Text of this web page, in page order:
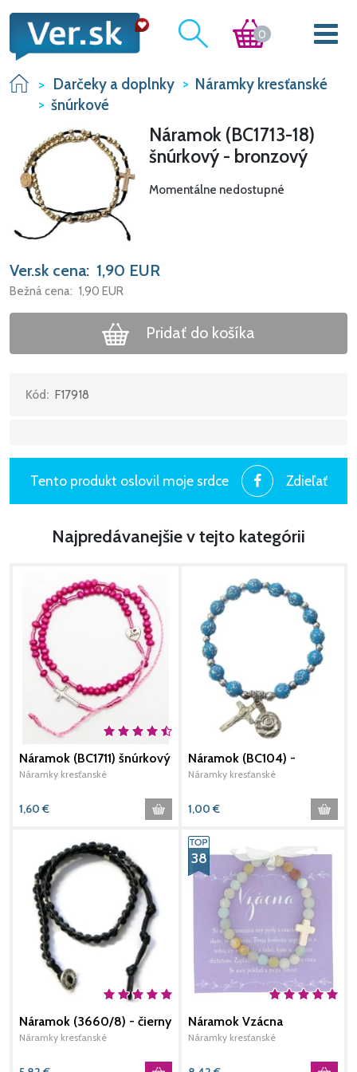
0
Darčeky a doplnky
Náramky kresťanské
šnúrkové
Náramok (BC1713-18)
šnúrkový - bronzový
Momentálne nedostupné
Ver.sk cena: 1,90 EUR
Bežná cena: 1,90 EUR
Pridať do košíka
Kód: F17918
Tento produkt oslovil moje srdce Zdieľať
Najpredávanejšie v tejto kategórii
Náramok (BC1711) šnúrkový
– ružový
Náramky kresťanské
1,60 €
Náramok (BC104) -
bledomodrý
Náramky kresťanské
1,00 €
Náramok (3660/8) - čierny
Náramky kresťanské
38
Náramok Vzácna
Náramky kresťanské